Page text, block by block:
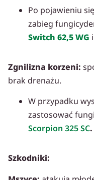
Po pojawieniu
zabieg
Switch 62,5 WG
Zgnilizna korzeni:
brak drenażu.
W przypadku
zastosować
Scorpion 325 SC.
Szkodniki: